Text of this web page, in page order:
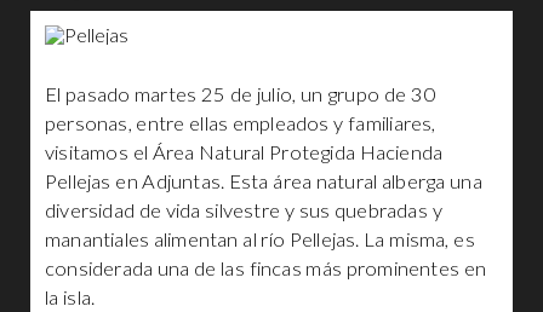
El pasado martes 25 de julio, un grupo de 30
personas, entre ellas empleados y familiares,
visitamos el Área Natural Protegida Hacienda
Pellejas en Adjuntas. Esta área natural alberga una
diversidad de vida silvestre y sus quebradas y
manantiales alimentan al río Pellejas. La misma, es
considerada una de las fincas más prominentes en
la isla.